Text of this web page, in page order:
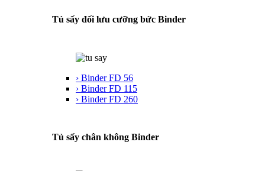
Tủ sấy đối lưu cưỡng bức Binder
› Binder FD 56
› Binder FD 115
› Binder FD 260
Tủ sấy chân không Binder